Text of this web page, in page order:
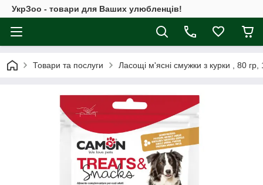
УкрЗоо - товари для Ваших улюбленців!
Товари та послуги Ласощі м'ясні смужки з курки , 80